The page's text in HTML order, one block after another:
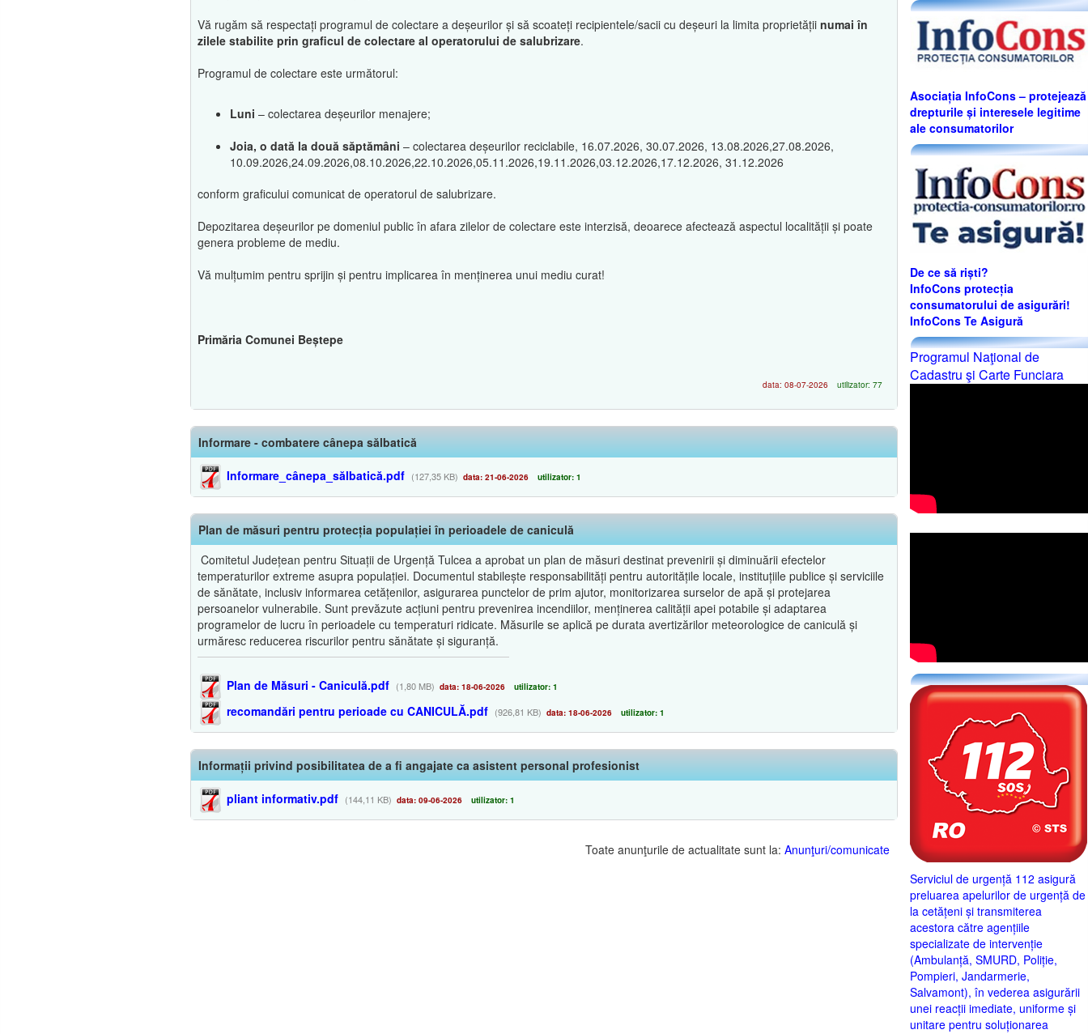
Vă rugăm să respectați programul de colectare a deșeurilor și să scoateți recipientele/sacii cu deșeuri la limita proprietății numai în
zilele stabilite prin graficul de colectare al operatorului de salubrizare.
Programul de colectare este următorul:
Luni – colectarea deșeurilor menajere;
Joia, o dată la două săptămâni – colectarea deșeurilor reciclabile, 16.07.2026, 30.07.2026, 13.08.2026,27.08.2026,
10.09.2026,24.09.2026,08.10.2026,22.10.2026,05.11.2026,19.11.2026,03.12.2026,17.12.2026, 31.12.2026
conform graficului comunicat de operatorul de salubrizare.
Depozitarea deșeurilor pe domeniul public în afara zilelor de colectare este interzisă, deoarece afectează aspectul localității și poate
genera probleme de mediu.
Vă mulțumim pentru sprijin și pentru implicarea în menținerea unui mediu curat!
Primăria Comunei Beștepe
data: 08-07-2026 utilizator: 77
Informare - combatere cânepa sălbatică
Informare_cânepa_sălbatică.pdf (127,35 KB) data: 21-06-2026 utilizator: 1
Plan de măsuri pentru protecția populației în perioadele de caniculă
Comitetul Județean pentru Situații de Urgență Tulcea a aprobat un plan de măsuri destinat prevenirii și diminuării efectelor
temperaturilor extreme asupra populației. Documentul stabilește responsabilități pentru autoritățile locale, instituțiile publice și serviciile
de sănătate, inclusiv informarea cetățenilor, asigurarea punctelor de prim ajutor, monitorizarea surselor de apă și protejarea
persoanelor vulnerabile. Sunt prevăzute acțiuni pentru prevenirea incendiilor, menținerea calității apei potabile și adaptarea
programelor de lucru în perioadele cu temperaturi ridicate. Măsurile se aplică pe durata avertizărilor meteorologice de caniculă și
urmăresc reducerea riscurilor pentru sănătate și siguranță.
Plan de Măsuri - Caniculă.pdf (1,80 MB) data: 18-06-2026 utilizator: 1
recomandări pentru perioade cu CANICULĂ.pdf (926,81 KB) data: 18-06-2026 utilizator: 1
Informații privind posibilitatea de a fi angajate ca asistent personal profesionist
pliant informativ.pdf (144,11 KB) data: 09-06-2026 utilizator: 1
Toate anunţurile de actualitate sunt la: Anunţuri/comunicate
Asociația InfoCons – protejează
drepturile și interesele legitime
ale consumatorilor
De ce să riști?
InfoCons protecția
consumatorului de asigurări!
InfoCons Te Asigură
Programul Naţional de
Cadastru şi Carte Funciara
Serviciul de urgență 112 asigură
preluarea apelurilor de urgență de
la cetățeni și transmiterea
acestora către agențiile
specializate de intervenție
(Ambulanță, SMURD, Poliție,
Pompieri, Jandarmerie,
Salvamont), în vederea asigurării
unei reacții imediate, uniforme și
unitare pentru soluționarea